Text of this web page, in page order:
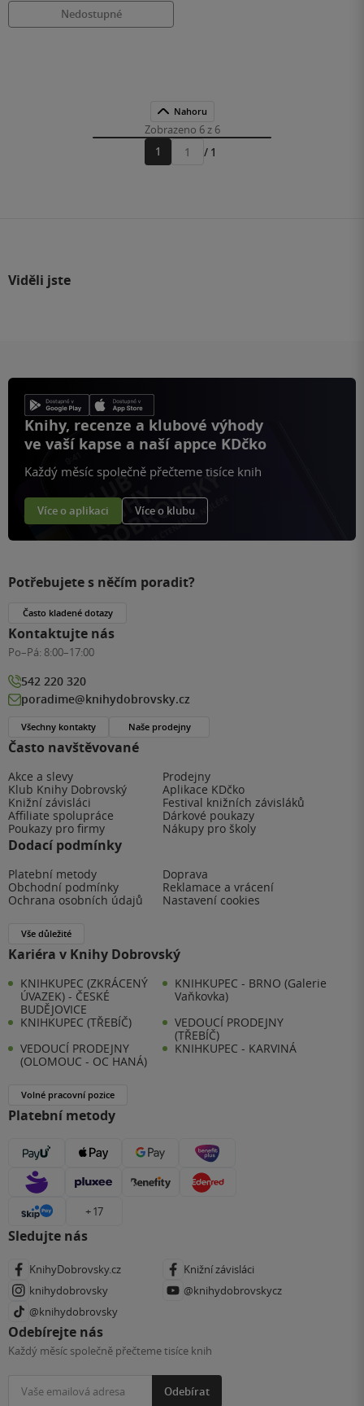
Nedostupné
Nahoru
Zobrazeno 6 z 6
1
Přejít
/ 1
Viděli jste
Knihy, recenze a klubové výhody
ve vaší kapse a naší appce KDčko
Každý měsíc společně přečteme tisíce knih
Více o aplikaci Více o klubu
Často navštěvované
Akce a slevy
Prodejny
Klub Knihy Dobrovský
Aplikace KDčko
Knižní závisláci
Festival knižních závisláků
Affiliate spolupráce
Dárkové poukazy
Poukazy pro firmy
Nákupy pro školy
Dodací podmínky
Platební metody
Doprava
Obchodní podmínky
Reklamace a vrácení
Ochrana osobních údajů
Nastavení cookies
Vše důležité
Kariéra v Knihy Dobrovský
KNIHKUPEC (ZKRÁCENÝ
ÚVAZEK) - ČESKÉ
BUDĚJOVICE
KNIHKUPEC - BRNO (Galerie
Vaňkovka)
KNIHKUPEC (TŘEBÍČ)
VEDOUCÍ PRODEJNY
(TŘEBÍČ)
VEDOUCÍ PRODEJNY
(OLOMOUC - OC HANÁ)
KNIHKUPEC - KARVINÁ
Volné pracovní pozice
Platební metody
+ 17
Sledujte nás
KnihyDobrovsky.cz
Knižní závisláci
knihydobrovsky
@knihydobrovskycz
@knihydobrovsky
Odebírejte nás
Každý měsíc společně přečteme tisíce knih
Odebírat
Potřebujete s něčím poradit?
Často kladené dotazy
Kontaktujte nás
Po–Pá: 8:00–17:00
542 220 320
poradime@knihydobrovsky.cz
Všechny kontakty Naše prodejny